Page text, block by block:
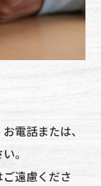
電話または、
。
遠慮くださ